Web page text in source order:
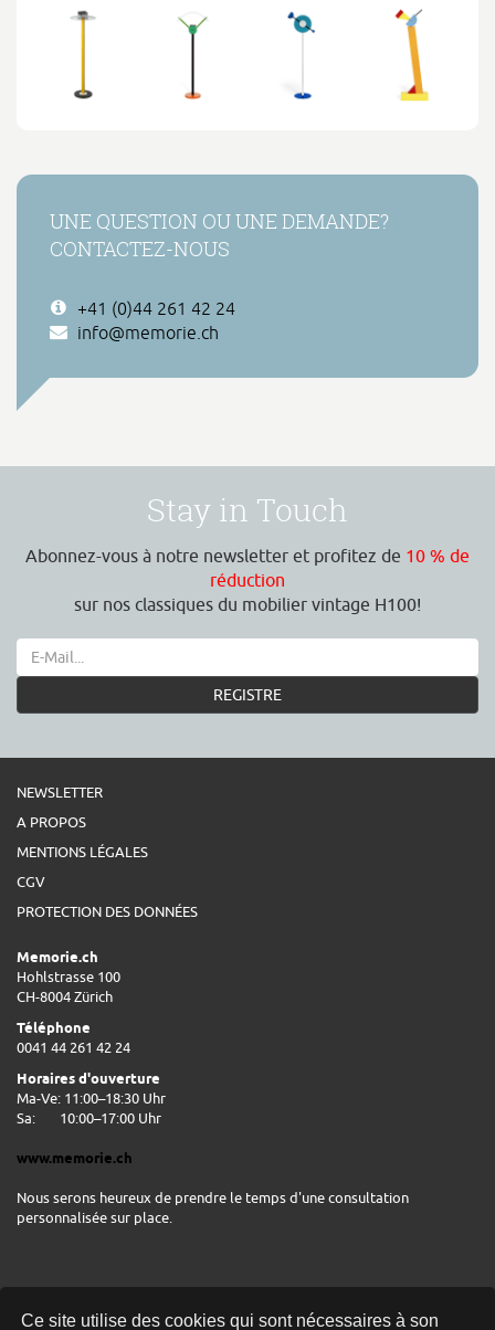
Ce site utilise des cookies qui sont nécessaires à son
UNE QUESTION OU UNE DEMANDE?
CONTACTEZ-NOUS
+41 (0)44 261 42 24
info@memorie.ch
Stay in Touch
Abonnez-vous à notre newsletter et profitez de 10 % de
réduction
sur nos classiques du mobilier vintage H100!
REGISTRE
NEWSLETTER
A PROPOS
MENTIONS LÉGALES
CGV
PROTECTION DES DONNÉES
Memorie.ch
Hohlstrasse 100
CH-8004 Zürich
Téléphone
0041 44 261 42 24
Horaires d'ouverture
Ma-Ve: 11:00–18:30 Uhr
Sa:
10:00–17:00 Uhr
www.memorie.ch
Nous serons heureux de prendre le temps d'une consultation
personnalisée sur place.